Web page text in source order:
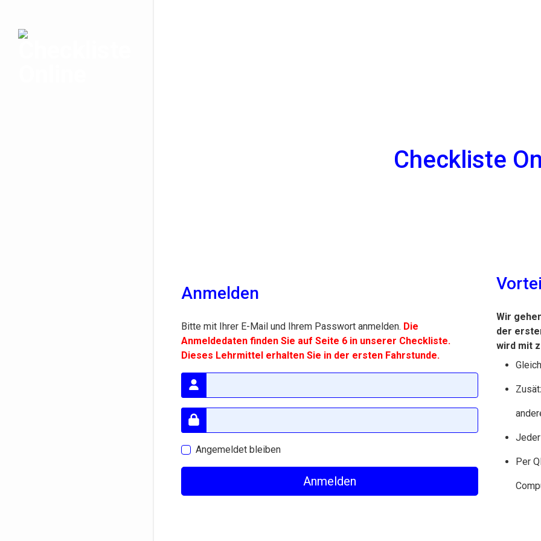
Checkliste
Anmelden
Bitte mit Ihrer E-Mail und Ihrem Passwort anmelden. Die
Anmeldedaten finden Sie auf Seite 6 in unserer Checkliste.
Dieses Lehrmittel erhalten Sie in der ersten Fahrstunde.
Angemeldet bleiben
Anmelden
Wir
der
wird mit
Per